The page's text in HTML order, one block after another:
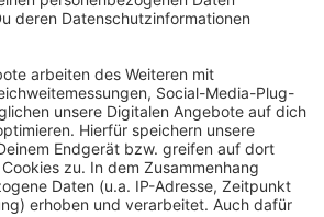
byUsercentrics Consent
Platform
Album zu tun hat.
kein leichter Prozess und dafür
auch eine Menge Mut und Kraft -
14 Songs auf seiner neuen Platte